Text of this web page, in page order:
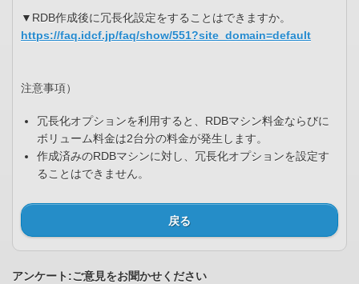
▼RDB作成後に冗長化設定をすることはできますか。
https://faq.idcf.jp/faq/show/551?site_domain=default
注意事項）
冗長化オプションを利用すると、RDBマシン料金ならびに
ボリューム料金は2台分の料金が発生します。
作成済みのRDBマシンに対し、冗長化オプションを設定す
ることはできません。
戻る
アンケート:ご意見をお聞かせください